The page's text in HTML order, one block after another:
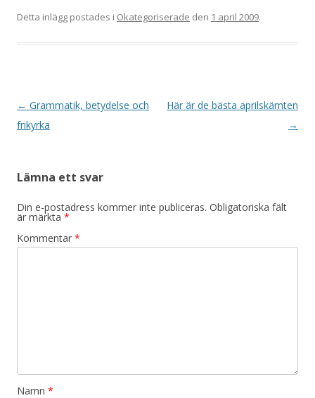
Detta inlägg postades i Okategoriserade den 1 april 2009.
Inläggsnavigering
← Grammatik, betydelse och
frikyrka
Här är de bästa aprilskämten
→
Lämna ett svar
Din e-postadress kommer inte publiceras. Obligatoriska fält
är märkta *
Kommentar *
Namn *